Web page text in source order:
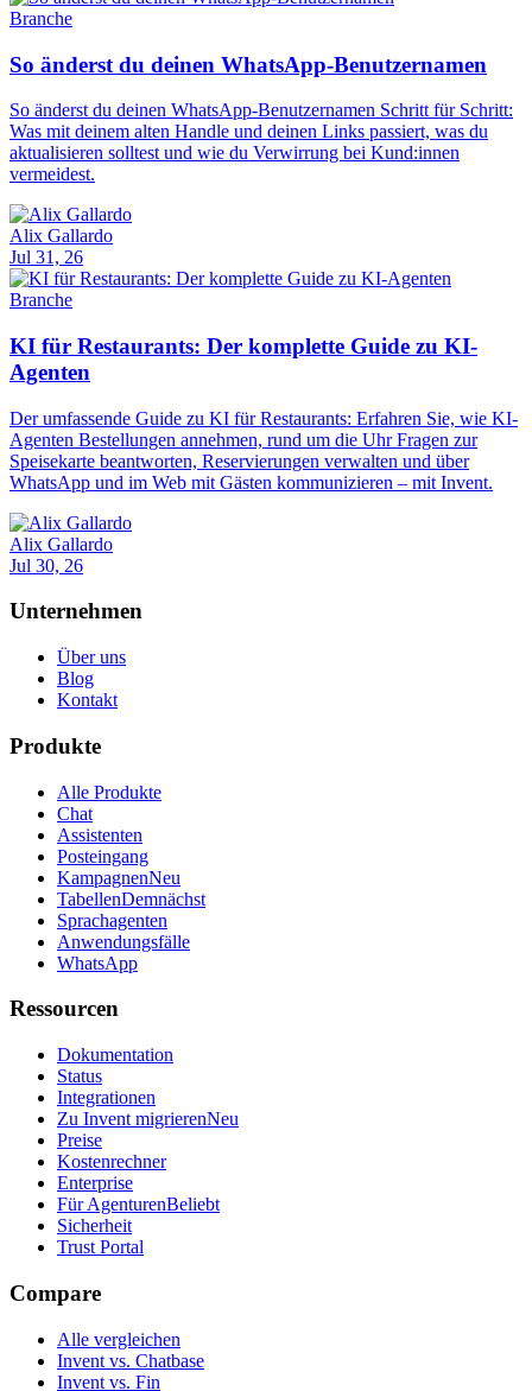
Branche
So änderst du deinen WhatsApp-Benutzernamen
So änderst du deinen WhatsApp-Benutzernamen Schritt für Schritt:
Was mit deinem alten Handle und deinen Links passiert, was du
aktualisieren solltest und wie du Verwirrung bei Kund:innen
vermeidest.
Alix Gallardo
Jul 31, 26
Branche
KI für Restaurants: Der komplette Guide zu KI-
Agenten
Der umfassende Guide zu KI für Restaurants: Erfahren Sie, wie KI-
Agenten Bestellungen annehmen, rund um die Uhr Fragen zur
Speisekarte beantworten, Reservierungen verwalten und über
WhatsApp und im Web mit Gästen kommunizieren – mit Invent.
Alix Gallardo
Jul 30, 26
Unternehmen
Über uns
Blog
Kontakt
Produkte
Alle Produkte
Chat
Assistenten
Posteingang
KampagnenNeu
TabellenDemnächst
Sprachagenten
Anwendungsfälle
WhatsApp
Ressourcen
Dokumentation
Status
Integrationen
Zu Invent migrierenNeu
Preise
Kostenrechner
Enterprise
Für AgenturenBeliebt
Sicherheit
Trust Portal
Compare
Alle vergleichen
Invent vs. Chatbase
Invent vs. Fin